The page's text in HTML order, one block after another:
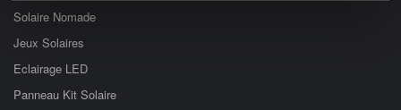
Solaire Nomade
Jeux Solaires
Eclairage LED
Panneau Kit Solaire